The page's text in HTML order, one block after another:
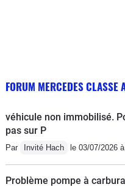
FORUM MERCEDES CLASSE
véhicule non immobilisé.
pas sur P
Par Invité Hach le 03/07/2026
Problème pompe à